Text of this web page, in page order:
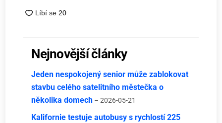
Nejnovější články
Jeden nespokojený senior může zablokovat
stavbu celého satelitního městečka o
několika domech – 2026-05-21
Kalifornie testuje autobusy s rychlostí 225